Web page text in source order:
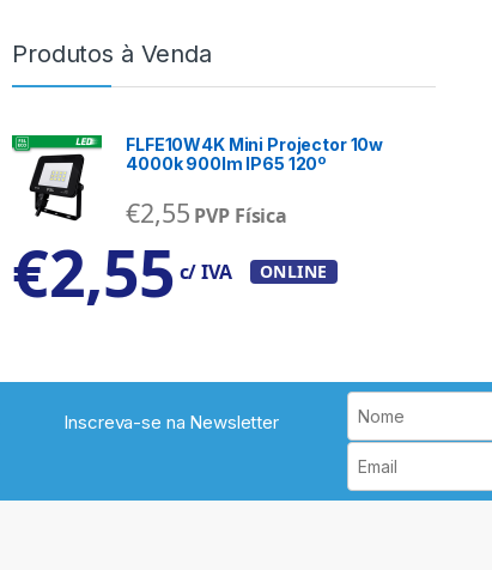
Produtos à Venda
FLFE10W4K Mini Projector 10w
4000k 900lm IP65 120º
€2,55 PVP Física
€2,55 c/ IVA ONLINE
Inscreva-se na Newsletter